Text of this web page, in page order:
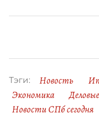
Тэги: Новость
Экономика
Новости СПб сегодня